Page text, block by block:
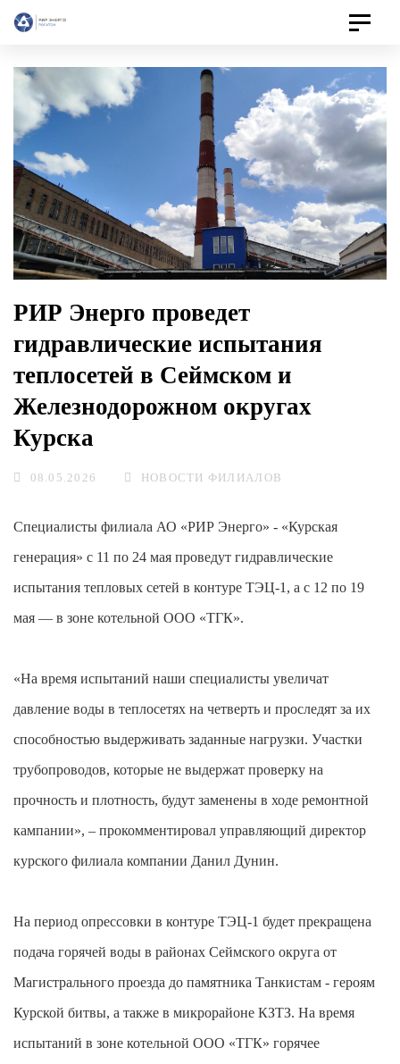
Toggle
РИР Энерго проведет
гидравлические испытания
теплосетей в Сеймском и
Железнодорожном округах
Курска
08.05.2026 НОВОСТИ ФИЛИАЛОВ
Специалисты филиала АО «РИР Энерго» - «Курская
генерация» с 11 по 24 мая проведут гидравлические
испытания тепловых сетей в контуре ТЭЦ-1, а с 12 по 19
мая — в зоне котельной ООО «ТГК».
«На время испытаний наши специалисты увеличат
давление воды в теплосетях на четверть и проследят за их
способностью выдерживать заданные нагрузки. Участки
трубопроводов, которые не выдержат проверку на
прочность и плотность, будут заменены в ходе ремонтной
кампании», – прокомментировал управляющий директор
курского филиала компании Данил Дунин.
На период опрессовки в контуре ТЭЦ-1 будет прекращена
подача горячей воды в районах Сеймского округа от
Магистрального проезда до памятника Танкистам - героям
Курской битвы, а также в микрорайоне КЗТЗ. На время
испытаний в зоне котельной ООО «ТГК» горячее